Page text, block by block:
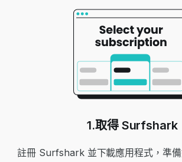
1.取得 Surfshark
註冊 Surfshark 並下載應用程式，準